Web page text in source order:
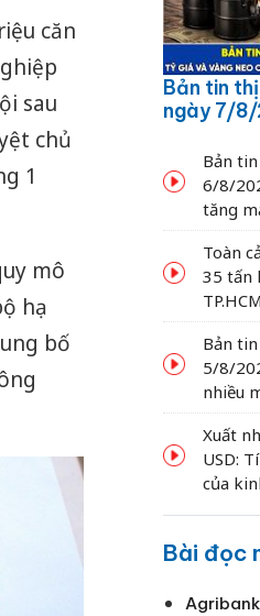
căn
sau
chủ
1
mô
hạ
bố
Bản tin
ngày 7/
dầu thế
Bản
6/8/
tăng
Toàn
35 tấn
TP.HCM
Bản
5/8/
nhiều
Xuất
USD:
của
Bài đọc